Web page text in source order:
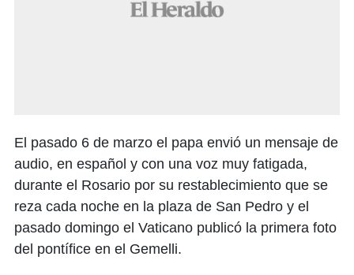
El pasado 6 de marzo el papa envió un mensaje de
audio, en español y con una voz muy fatigada,
durante el Rosario por su restablecimiento que se
reza cada noche en la plaza de San Pedro y el
pasado domingo el Vaticano publicó la primera foto
del pontífice en el Gemelli.